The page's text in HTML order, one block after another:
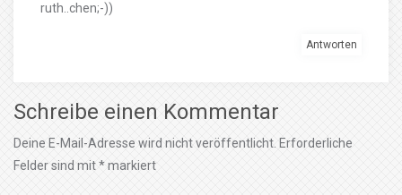
ruth..chen;-))
Antworten
Schreibe einen Kommentar
Deine E-Mail-Adresse wird nicht veröffentlicht. Erforderliche
Felder sind mit*markiert